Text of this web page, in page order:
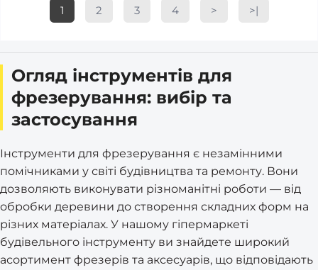
1 2 3 4 > >|
Огляд інструментів для
фрезерування: вибір та
застосування
Інструменти для фрезерування є незамінними
помічниками у світі будівництва та ремонту. Вони
дозволяють виконувати різноманітні роботи — від
обробки деревини до створення складних форм на
різних матеріалах. У нашому гіпермаркеті
будівельного інструменту ви знайдете широкий
асортимент фрезерів та аксесуарів, що відповідають